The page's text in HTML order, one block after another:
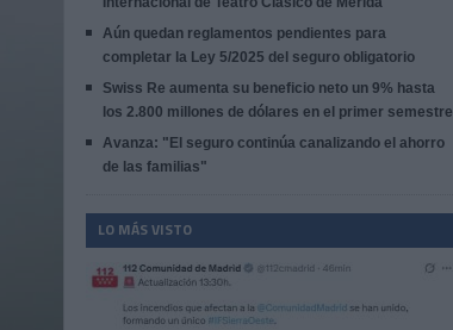
Aún quedan reglamentos pendientes para
completar la Ley 5/2025 del seguro obligatorio
Swiss Re aumenta su beneficio neto un 9% hasta
los 2.800 millones de dólares en el primer semestre
Avanza: "El seguro continúa canalizando el ahorro
de las familias"
LO MÁS VISTO